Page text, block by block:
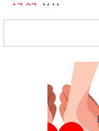
17:27 У Черкасах
на літній
«Будеш
Від
37 людей,
Водійка